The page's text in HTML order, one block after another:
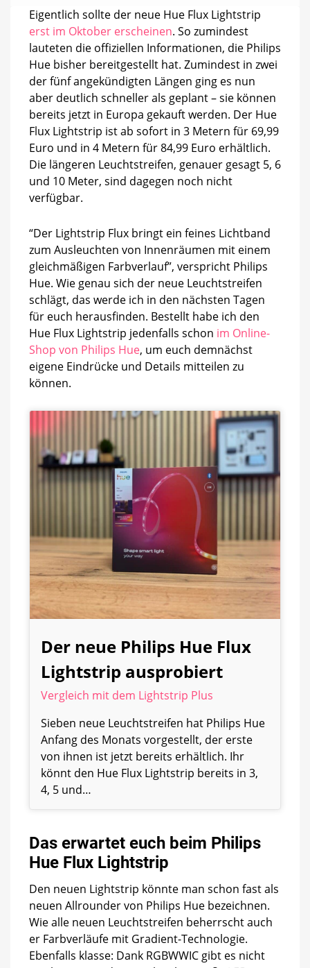
Flux
Lightstrip:
Erster
neuer
Leuchtstreifen
jetzt
erhältlich
Eigentlich sollte der neue Hue Flux Lightstrip
erst im Oktober erscheinen. So zumindest
lauteten die offiziellen Informationen, die Philips
Hue bisher bereitgestellt hat. Zumindest in zwei
der fünf angekündigten Längen ging es nun
aber deutlich schneller als geplant – sie können
bereits jetzt in Europa gekauft werden. Der Hue
Flux Lightstrip ist ab sofort in 3 Metern für 69,99
Euro und in 4 Metern für 84,99 Euro erhältlich.
Die längeren Leuchtstreifen, genauer gesagt 5, 6
und 10 Meter, sind dagegen noch nicht
verfügbar.
“Der Lightstrip Flux bringt ein feines Lichtband
zum Ausleuchten von Innenräumen mit einem
gleichmäßigen Farbverlauf”, verspricht Philips
Hue. Wie genau sich der neue Leuchtstreifen
schlägt, das werde ich in den nächsten Tagen
für euch herausfinden. Bestellt habe ich den
Hue Flux Lightstrip jedenfalls schon im Online-
Shop von Philips Hue, um euch demnächst
eigene Eindrücke und Details mitteilen zu
können.
Der neue Philips Hue Flux
Lightstrip ausprobiert
Vergleich mit dem Lightstrip Plus
Sieben neue Leuchtstreifen hat Philips Hue
Anfang des Monats vorgestellt, der erste
von ihnen ist jetzt bereits erhältlich. Ihr
könnt den Hue Flux Lightstrip bereits in 3,
4, 5 und…
Das erwartet euch beim Philips
Hue Flux Lightstrip
Den neuen Lightstrip könnte man schon fast als
neuen Allrounder von Philips Hue bezeichnen.
Wie alle neuen Leuchtstreifen beherrscht auch
er Farbverläufe mit Gradient-Technologie.
Ebenfalls klasse: Dank RGBWWIC gibt es nicht